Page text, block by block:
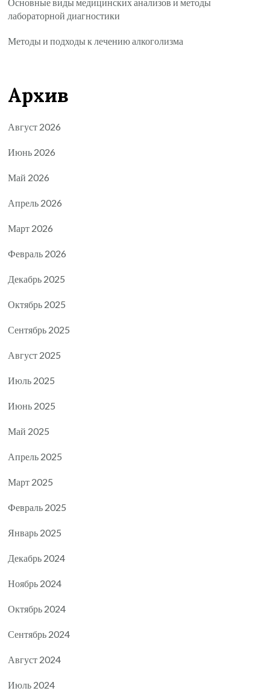
Основные виды медицинских анализов и методы
лабораторной диагностики
Методы и подходы к лечению алкоголизма
Архив
Август 2026
Июнь 2026
Май 2026
Апрель 2026
Март 2026
Февраль 2026
Декабрь 2025
Октябрь 2025
Сентябрь 2025
Август 2025
Июль 2025
Июнь 2025
Май 2025
Апрель 2025
Март 2025
Февраль 2025
Январь 2025
Декабрь 2024
Ноябрь 2024
Октябрь 2024
Сентябрь 2024
Август 2024
Июль 2024